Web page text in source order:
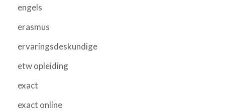
engels
erasmus
ervaringsdeskundige
etw opleiding
exact
exact online